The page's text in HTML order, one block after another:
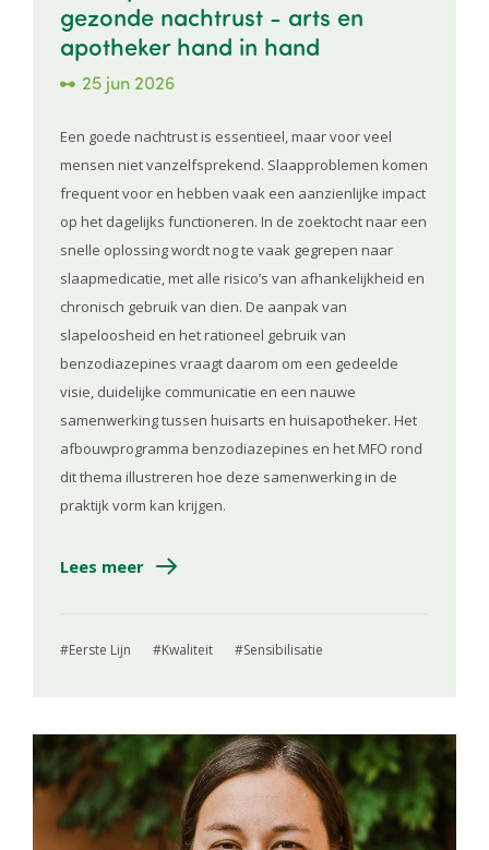
gezonde nachtrust - arts en
apotheker hand in hand
25 jun 2026
Een goede nachtrust is essentieel, maar voor veel
mensen niet vanzelfsprekend. Slaapproblemen komen
frequent voor en hebben vaak een aanzienlijke impact
op het dagelijks functioneren. In de zoektocht naar een
snelle oplossing wordt nog te vaak gegrepen naar
slaapmedicatie, met alle risico’s van afhankelijkheid en
chronisch gebruik van dien. De aanpak van
slapeloosheid en het rationeel gebruik van
benzodiazepines vraagt daarom om een gedeelde
visie, duidelijke communicatie en een nauwe
samenwerking tussen huisarts en huisapotheker. Het
afbouwprogramma benzodiazepines en het MFO rond
dit thema illustreren hoe deze samenwerking in de
praktijk vorm kan krijgen.
Lees meer
Eerste Lijn Kwaliteit Sensibilisatie
Image